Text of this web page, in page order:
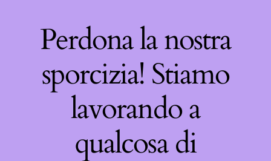
Perdona la nostra
sporcizia! Stiamo
lavorando a
qualcosa di